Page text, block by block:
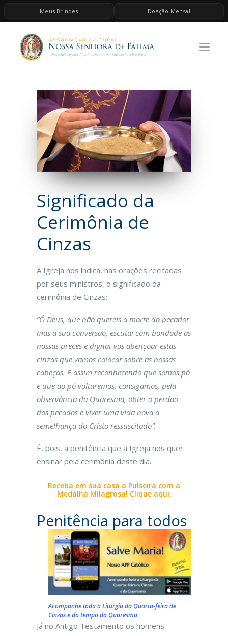
Meus Brindes Doação Mensal
HOME
A ASSOCIAÇÃO
ESPIRITUALIDADE
AS MELHORES MÚSICAS CATÓLICAS
BRINDES
QUERO DOAR
Significado da
Cerimônia de
Cinzas
A Igreja nos indica, nas orações recitadas
por seus ministros, o significado da
cerimônia de Cinzas:
“Ó Deus, que não quereis a morte do pecador
mas a sua conversão, escutai com bondade as
nossas preces e dignai-vos abençoar estas
cinzas que vamos colocar sobre as nossas
cabeças. E assim reconhecendo que somos pó
e que ao pó voltaremos, consigamos, pela
observância da Quaresma, obter o perdão
dos pecados e viver uma vida nova à
semelhança do Cristo ressuscitado”.
É, pois, a penitência que a Igreja nos quer
ensinar pela cerimônia deste dia.
Receba em sua casa a Pulseira com a
Medalha Milagrosa! Clique aqui.
Penitência para todos
Acompanhe toda a Liturgia da Quarta-feira de
Cinzas e do tempo da Quaresma
Já no Antigo Testamento os homens